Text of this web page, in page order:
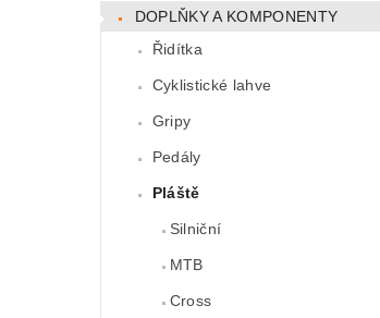
DOPLŇKY A KOMPONENTY
Řidítka
Cyklistické lahve
Gripy
Pedály
Pláště
Silniční
MTB
Cross